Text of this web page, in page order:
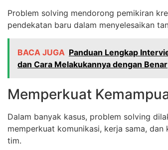
Problem solving mendorong pemikiran
pendekatan baru dalam menyelesaikan
BACA JUGA Panduan Lengkap
dan Cara Melakukannya dengan Benar
Memperkuat
Dalam banyak kasus, problem solving
memperkuat komunikasi, kerja sama,
tim.